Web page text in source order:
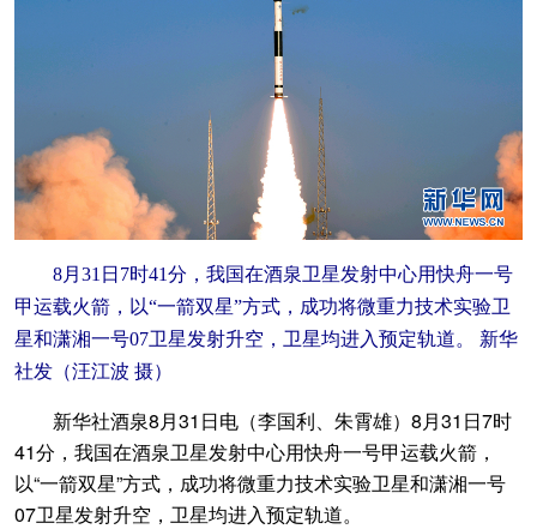
8月31日7时41分，我国在酒泉卫星发射中心用快舟一号
甲运载火箭，以“一箭双星”方式，成功将微重力技术实验卫
星和潇湘一号07卫星发射升空，卫星均进入预定轨道。 新华
社发（汪江波 摄）
新华社酒泉8月31日电（李国利、朱霄雄）8月31日7时
41分，我国在酒泉卫星发射中心用快舟一号甲运载火箭，
以“一箭双星”方式，成功将微重力技术实验卫星和潇湘一号
07卫星发射升空，卫星均进入预定轨道。